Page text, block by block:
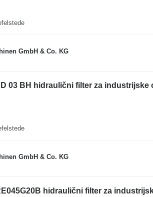
GmbH & Co. KG
D 03 BH hidraulični filter za industrijske
GmbH & Co. KG
hidraulični filter za